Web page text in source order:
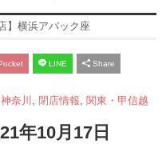
】横浜アバック座
LINE Share
神奈川 閉店情報 関東・甲信越
年10月17日